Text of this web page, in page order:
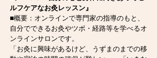
ルフケアなお灸レッスン』
■概要：オンラインで専門家の指導のもと、
自分でできるお灸やツボ・経路等を学べるオ
ンラインサロンです。
「お灸に興味があるけど、うずまのまでの移